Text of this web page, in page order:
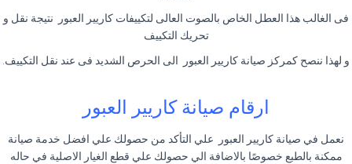
فى الغالب هذا العطل الخاص بالصوت العالى لتكييفات كاريير العبور نتيجة نقل و
تحريك التكييف
و لهذا ننصح كمركز صيانة كاريير العبور الى الحرص الشديد فى عند نقل التكييف.
ارقام صيانة كاريير العبور
نعمل في صيانة كاريير العبور علي التأكد من حصولك علي افضل خدمة صيانة
ممكنة بالطبع خصوصًا بالاضافة الي حصولك علي قطع الغيار الاصلية في حاله